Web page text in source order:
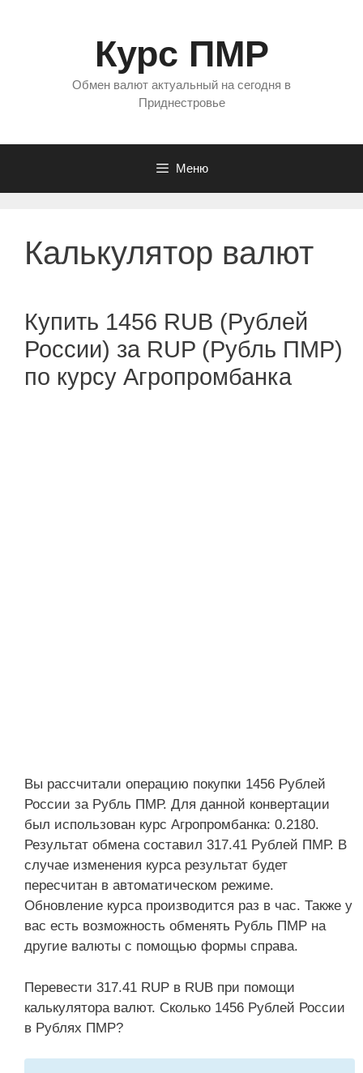
Курс ПМР
Обмен валют актуальный на сегодня в
Приднестровье
Меню
Калькулятор валют
Купить 1456 RUB (Рублей
России) за RUP (Рубль ПМР)
по курсу Агропромбанка
Вы рассчитали операцию покупки 1456 Рублей
России за Рубль ПМР. Для данной конвертации
был использован курс Агропромбанка: 0.2180.
Результат обмена составил 317.41 Рублей ПМР. В
случае изменения курса результат будет
пересчитан в автоматическом режиме.
Обновление курса производится раз в час. Также у
вас есть возможность обменять Рубль ПМР на
другие валюты с помощью формы справа.
Перевести 317.41 RUP в RUB при помощи
калькулятора валют. Сколько 1456 Рублей России
в Рублях ПМР?